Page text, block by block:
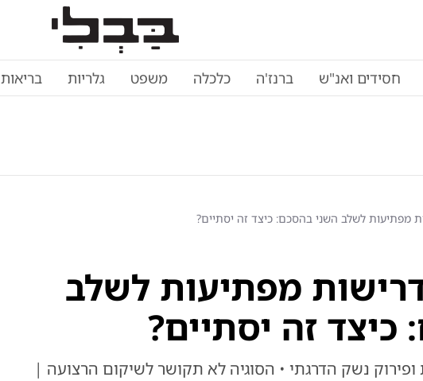
חסידים ואנ"ש ברנז'ה כלכלה משפט גלריות בריאות
מפתיעות לשלב השני בהסכם: כיצד זה יסתיים?
מפתיעות לשלב
זה יסתיים?
נשק הדרגתי • הסוגיה לא תקושר לשיקום הרצועה |